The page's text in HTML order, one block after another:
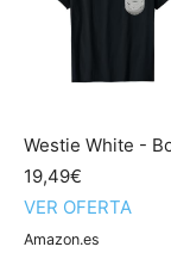
Westie White -
19,49€
VER OFERTA
Amazon.es